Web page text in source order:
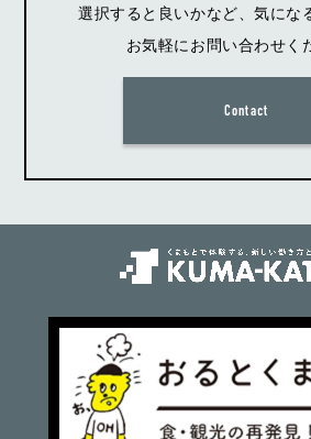
選択すると良いかなど、気にな
お気軽にお問い合わせく
Contact